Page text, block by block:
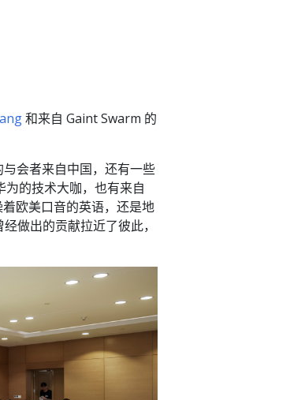
和来自 Gaint Swarm 的
会者来自中国，还有一些
的技术大咖，也有来自
欧美口音的英语，还是地
做出的贡献拉近了彼此，